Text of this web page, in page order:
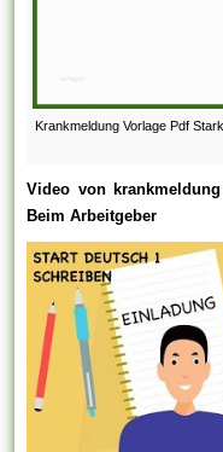
Krankmeldung Vorlage Pdf
Video von
Beim Arbeitgeber